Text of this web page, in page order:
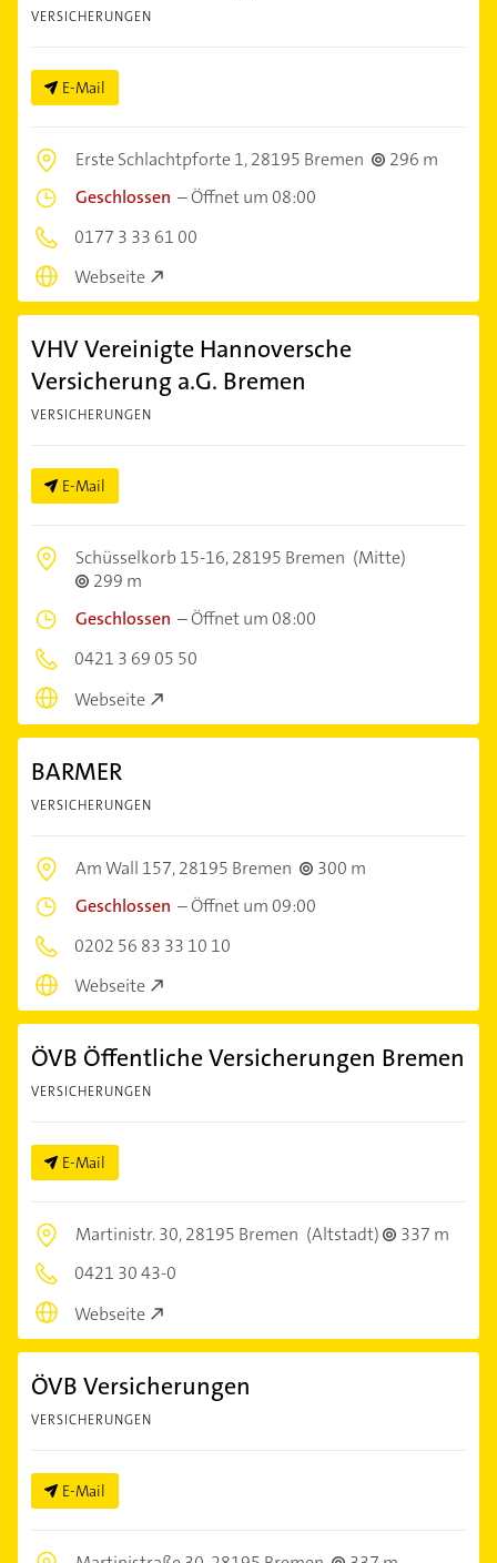
VERSICHERUNGEN
E-Mail
Erste Schlachtpforte 1,28195 Bremen
296 m
Geschlossen –Öffnet um 08:00
0177 3 33 61 00
Webseite
VHV Vereinigte Hannoversche
Versicherung a.G. Bremen
VERSICHERUNGEN
E-Mail
Schüsselkorb 15-16,28195 Bremen (Mitte)
299 m
Geschlossen –Öffnet um 08:00
0421 3 69 05 50
Webseite
BARMER
VERSICHERUNGEN
Am Wall 157,28195 Bremen
300 m
Geschlossen –Öffnet um 09:00
0202 56 83 33 10 10
Webseite
ÖVB Öffentliche Versicherungen Bremen
VERSICHERUNGEN
E-Mail
Martinistr. 30,28195 Bremen (Altstadt)
337 m
0421 30 43-0
Webseite
ÖVB Versicherungen
VERSICHERUNGEN
E-Mail